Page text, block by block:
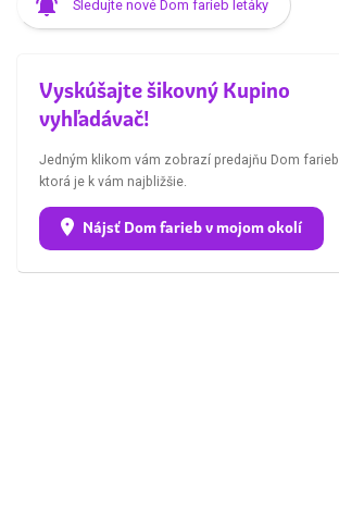
Sledujte nové Dom farieb letáky
Vyskúšajte šikovný Kupino
vyhľadávač!
Jedným klikom vám zobrazí predajňu Dom farieb,
ktorá je k vám najbližšie.
Nájsť Dom farieb v mojom okolí